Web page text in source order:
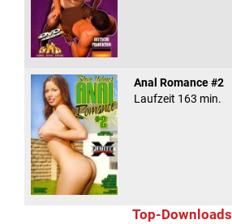
Anal Romance #2
Laufzeit 163 min.
Top-Downloads